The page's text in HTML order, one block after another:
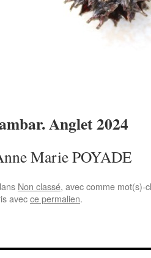
Anglet 2024
Marie POYADE
Non classé, avec comme mot(s)-
avecce permalien.